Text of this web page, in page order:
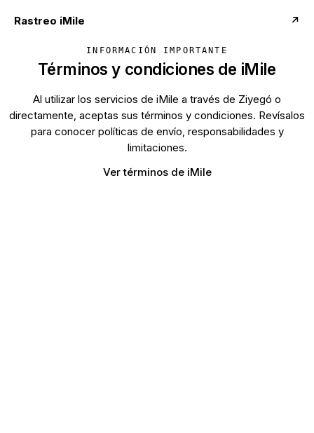
Rastreo iMile ↗
INFORMACIÓN IMPORTANTE
Términos y condiciones de iMile
Al utilizar los servicios de iMile a través de Ziyegó o
directamente, aceptas sus términos y condiciones. Revísalos
para conocer políticas de envío, responsabilidades y
limitaciones.
Ver términos de iMile